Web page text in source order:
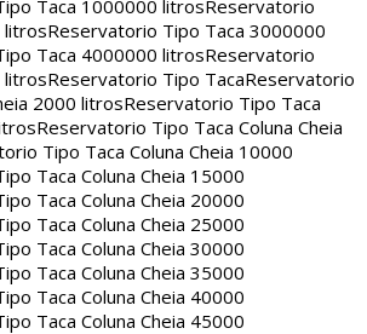
Taca 1000000 litrosReservatorio
litrosReservatorio Tipo Taca 3000000
Taca 4000000 litrosReservatorio
litrosReservatorio Tipo TacaReservatorio
2000 litrosReservatorio Tipo Taca
Reservatorio Tipo Taca Coluna Cheia
Tipo Taca Coluna Cheia 10000
Taca Coluna Cheia 15000
Taca Coluna Cheia 20000
Taca Coluna Cheia 25000
Taca Coluna Cheia 30000
Taca Coluna Cheia 35000
Taca Coluna Cheia 40000
Taca Coluna Cheia 45000